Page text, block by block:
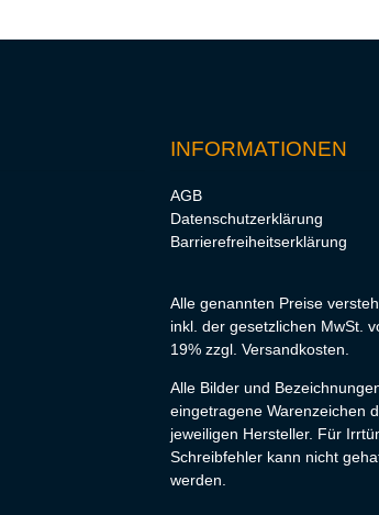
INFORMATIONEN
AGB
Datenschutzerklärung
Barrierefreiheitserklärung
Alle genannten Preise
inkl. der gesetzlichen MwSt.
19% zzgl. Versandkosten
Alle Bilder und
eingetragene Warenzeichen
jeweiligen Hersteller. Für
Schreibfehler kann nicht
werden.